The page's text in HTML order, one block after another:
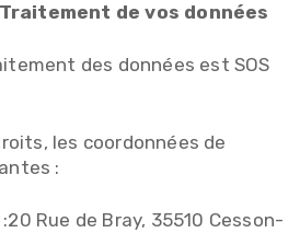
de vos données
des données est SOS
les coordonnées de
:
Rue de Bray, 35510 Cesson-